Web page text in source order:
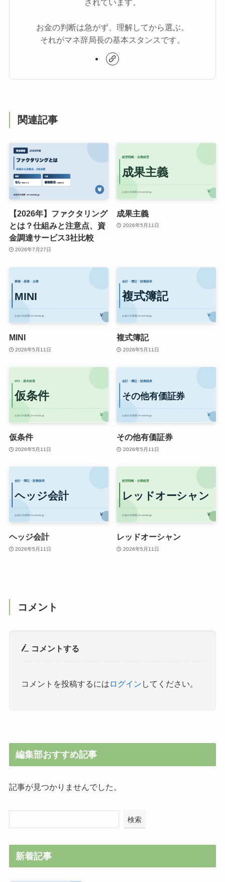
されています。
お金の判断は急がず、理解してから選ぶ。
それがマネ辞局長の基本スタンスです。
関連記事
【2026年】ファクタリング
とは？仕組みと注意点、資
金調達サービス3社比較
2026年7月27日
成果主義
2026年5月11日
MINI
2026年5月11日
複式簿記
2026年5月11日
仮条件
2026年5月11日
その他有価証券
2026年5月11日
ヘッジ会計
2026年5月11日
レッドオーシャン
2026年5月11日
コメント
コメントする
コメントを投稿するには ログイン してください。
編集部おすすめ記事
記事が見つかりませんでした。
検索
新着記事